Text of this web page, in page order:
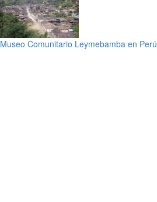
Museo Comunitario Leymebamba en Perú